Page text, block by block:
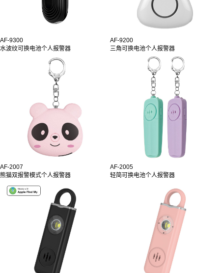
AF-9300
水波纹可换电池个人报警器
AF-9200
三角可换电池个人报警器
AF-2007
熊猫双报警模式个人报警器
AF-2005
轻简可换电池个人报警器